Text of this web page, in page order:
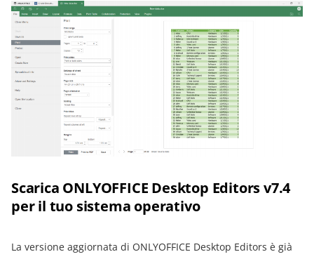
Scarica ONLYOFFICE Desktop Editors v7.4
per il tuo sistema operativo
La versione aggiornata di ONLYOFFICE Desktop Editors è già